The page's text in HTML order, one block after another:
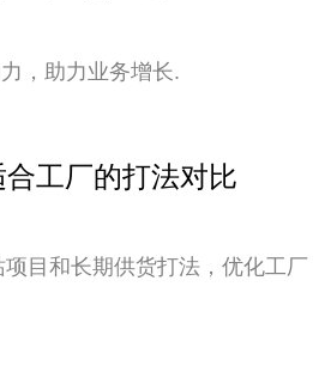
，助力业务增长.
工厂的打法对比
目和长期供货打法，优化工厂